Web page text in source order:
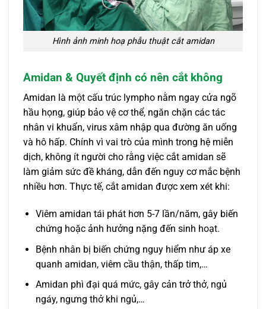
Hình ảnh minh hoạ phẫu thuật cắt amidan
Amidan & Quyết định có nên cắt không
Amidan là một cấu trúc lympho nằm ngay cửa ngõ
hầu họng, giúp bảo vệ cơ thể, ngăn chặn các tác
nhân vi khuẩn, virus xâm nhập qua đường ăn uống
và hô hấp. Chính vì vai trò của mình trong hệ miễn
dịch, không ít người cho rằng việc cắt amidan sẽ
làm giảm sức đề kháng, dẫn đến nguy cơ mắc bệnh
nhiều hơn. Thực tế, cắt amidan được xem xét khi:
Viêm amidan tái phát hơn 5-7 lần/năm, gây biến
chứng hoặc ảnh hưởng nặng đến sinh hoạt.
Bệnh nhân bị biến chứng nguy hiểm như áp xe
quanh amidan, viêm cầu thận, thấp tim,…
Amidan phì đại quá mức, gây cản trở thở, ngủ
ngáy, ngưng thở khi ngủ,…